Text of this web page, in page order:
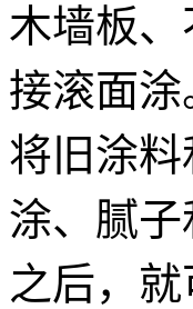
木墙板
接滚面
将旧涂
涂、腻
之后，